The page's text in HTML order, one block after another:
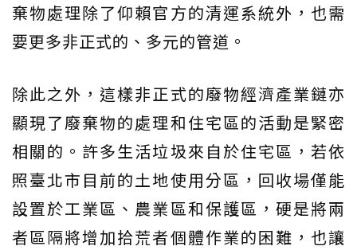
棄物處理除了仰賴官方的清運系統外，也需
要更多非正式的、多元的管道。
除此之外，這樣非正式的廢物經濟產業鏈亦
顯現了廢棄物的處理和住宅區的活動是緊密
相關的。許多生活垃圾來自於住宅區，若依
照臺北市目前的土地使用分區，回收場僅能
設置於工業區、農業區和保護區，硬是將兩
者區隔將增加拾荒者個體作業的困難，也讓